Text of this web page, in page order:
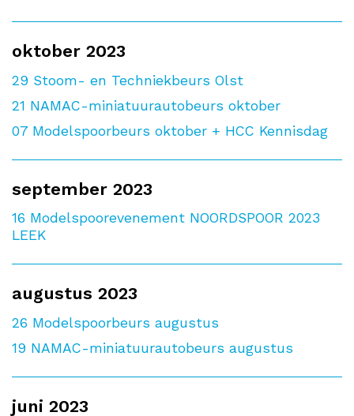
oktober 2023
29 Stoom- en Techniekbeurs Olst
21 NAMAC-miniatuurautobeurs oktober
07 Modelspoorbeurs oktober + HCC Kennisdag
september 2023
16 Modelspoorevenement NOORDSPOOR 2023
LEEK
augustus 2023
26 Modelspoorbeurs augustus
19 NAMAC-miniatuurautobeurs augustus
juni 2023